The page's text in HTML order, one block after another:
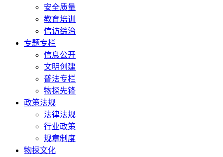
安全质量
教育培训
信访综治
专题专栏
信息公开
文明创建
普法专栏
物探先锋
政策法规
法律法规
行业政策
规章制度
物探文化